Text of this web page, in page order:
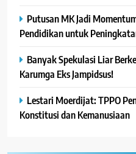
Putusan MK Jadi
Pendidikan untuk
Banyak Spekulasi Liar
Karumga Eks Jampidsus!
Lestari Moerdijat: TPPO
Konstitusi dan Kemanusiaan